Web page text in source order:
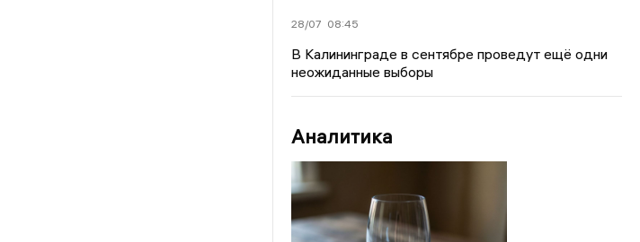
28/07 08:45
В Калининграде в сентябре проведут ещё одни
неожиданные выборы
Аналитика